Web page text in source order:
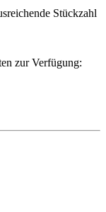
Stückzahl
zur Verfügung: